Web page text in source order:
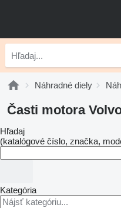
Náhradné diely
Časti motora
Hľadaj
(katalógové číslo, značka,
Kategória